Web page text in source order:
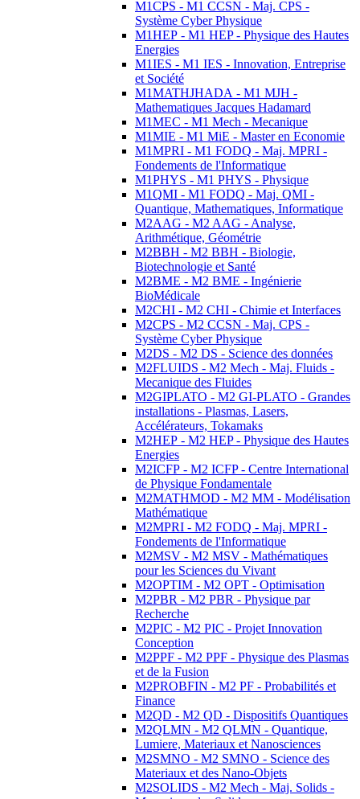
M1CPS - M1 CCSN - Maj. CPS -
Système Cyber Physique
M1HEP - M1 HEP - Physique des Hautes
Energies
M1IES - M1 IES - Innovation, Entreprise
et Société
M1MATHJHADA - M1 MJH -
Mathematiques Jacques Hadamard
M1MEC - M1 Mech - Mecanique
M1MIE - M1 MiE - Master en Economie
M1MPRI - M1 FODQ - Maj. MPRI -
Fondements de l'Informatique
M1PHYS - M1 PHYS - Physique
M1QMI - M1 FODQ - Maj. QMI -
Quantique, Mathematiques, Informatique
M2AAG - M2 AAG - Analyse,
Arithmétique, Géométrie
M2BBH - M2 BBH - Biologie,
Biotechnologie et Santé
M2BME - M2 BME - Ingénierie
BioMédicale
M2CHI - M2 CHI - Chimie et Interfaces
M2CPS - M2 CCSN - Maj. CPS -
Système Cyber Physique
M2DS - M2 DS - Science des données
M2FLUIDS - M2 Mech - Maj. Fluids -
Mecanique des Fluides
M2GIPLATO - M2 GI-PLATO - Grandes
installations - Plasmas, Lasers,
Accélérateurs, Tokamaks
M2HEP - M2 HEP - Physique des Hautes
Energies
M2ICFP - M2 ICFP - Centre International
de Physique Fondamentale
M2MATHMOD - M2 MM - Modélisation
Mathématique
M2MPRI - M2 FODQ - Maj. MPRI -
Fondements de l'Informatique
M2MSV - M2 MSV - Mathématiques
pour les Sciences du Vivant
M2OPTIM - M2 OPT - Optimisation
M2PBR - M2 PBR - Physique par
Recherche
M2PIC - M2 PIC - Projet Innovation
Conception
M2PPF - M2 PPF - Physique des Plasmas
et de la Fusion
M2PROBFIN - M2 PF - Probabilités et
Finance
M2QD - M2 QD - Dispositifs Quantiques
M2QLMN - M2 QLMN - Quantique,
Lumiere, Materiaux et Nanosciences
M2SMNO - M2 SMNO - Science des
Materiaux et des Nano-Objets
M2SOLIDS - M2 Mech - Maj. Solids -